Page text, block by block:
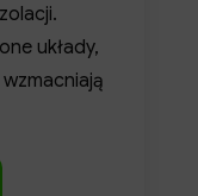
układy,